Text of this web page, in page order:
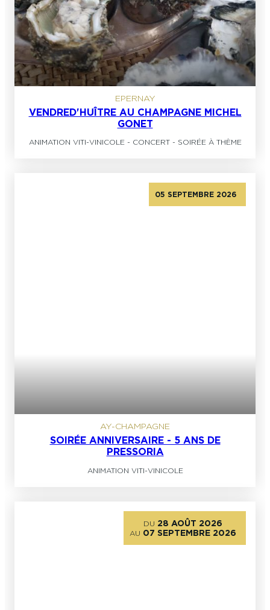
EPERNAY
VENDRED'HUÎTRE AU CHAMPAGNE MICHEL
GONET
ANIMATION VITI-VINICOLE- CONCERT- SOIRÉE À THÈME
05 SEPTEMBRE 2026
AY-CHAMPAGNE
SOIRÉE ANNIVERSAIRE - 5 ANS DE
PRESSORIA
ANIMATION VITI-VINICOLE
DU 28 AOÛT 2026
AU 07 SEPTEMBRE 2026